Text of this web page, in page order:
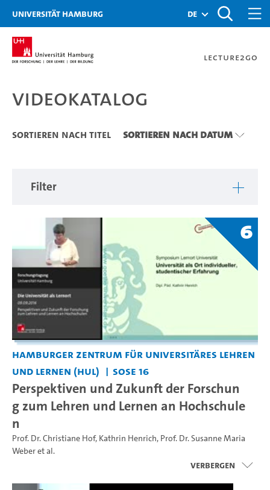
Zu den Filtern
Zur Metanavigation
Zur Hauptnavigation
Zur Suche
Zum Inhalt
Zum Seitenfuss
Universität Hamburg de
Lecture2Go
Videokatalog
Videokatalog
Sortieren nach Titel Sortieren nach Datum
Filter
6
Hamburger Zentrum für Universitäres Lehren
und Lernen (HUL)
SoSe 16
Perspektiven und Zukunft der Forschun
g zum Lehren und Lernen an Hochschule
n
Prof. Dr. Christiane Hof, Kathrin Henrich, Prof. Dr. Susanne Maria
Weberet al.
Verbergen